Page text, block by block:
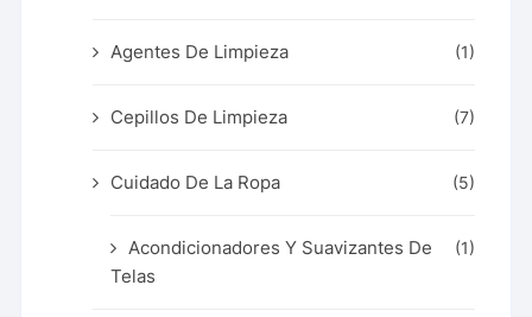
Agentes De Limpieza (1)
Cepillos De Limpieza (7)
Cuidado De La Ropa (5)
Acondicionadores Y Suavizantes De
Telas
(1)